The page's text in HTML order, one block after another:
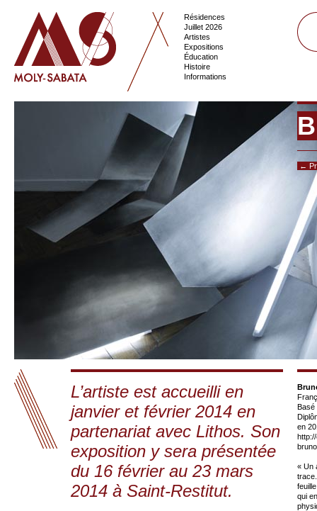
Résidences
Juillet 2026
Artistes
Expositions
Éducation
Histoire
Informations
←
L’artiste est accueilli en
janvier et février 2014 en
partenariat avec Lithos. Son
exposition y sera présentée
du 16 février au 23 mars
2014 à Saint-Restitut.
Basé
en
« Un
qui